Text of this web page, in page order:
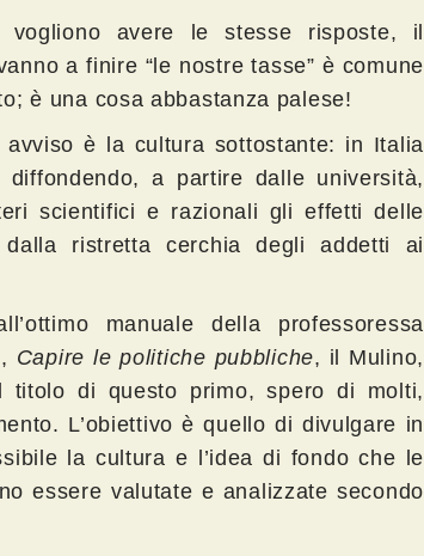
avere le stesse risposte, il
a finire “le nostre tasse” è comune
è una cosa abbastanza palese!
è la cultura sottostante: in Italia
a partire dalle università,
scientifici e razionali gli effetti delle
ristretta cerchia degli addetti ai
manuale della professoressa
Capire le politiche pubbliche, il Mulino,
titolo di questo primo, spero di molti,
L’obiettivo è quello di divulgare in
la cultura e l’idea di fondo che le
essere valutate e analizzate secondo